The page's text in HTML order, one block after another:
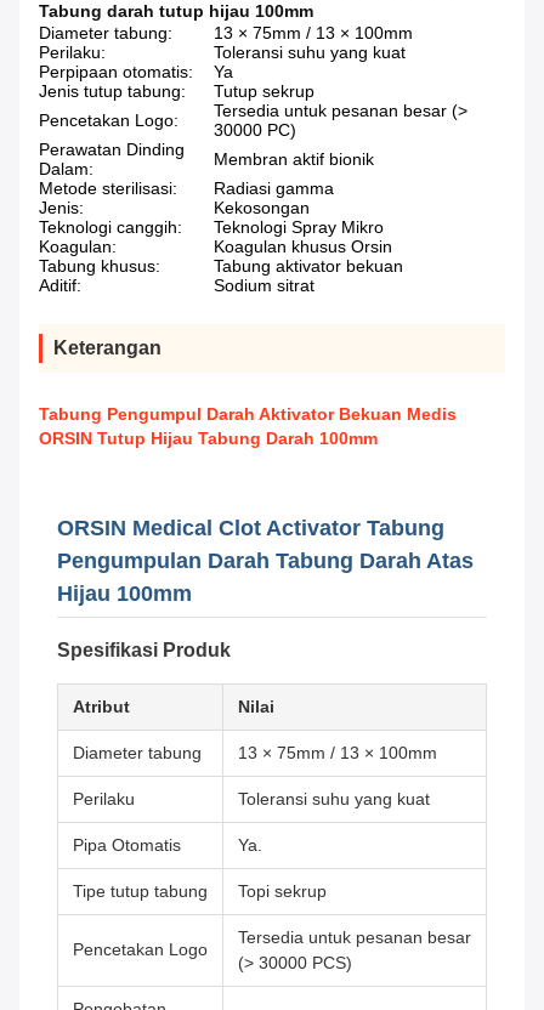
Tabung darah tutup hijau 100mm
Diameter tabung:
13 × 75mm / 13 × 100mm
Perilaku:
Toleransi suhu yang kuat
Perpipaan otomatis:
Ya
Jenis tutup tabung:
Tutup sekrup
Pencetakan Logo:
Tersedia untuk pesanan besar (>
30000 PC)
Perawatan Dinding
Dalam:
Membran aktif bionik
Metode sterilisasi:
Radiasi gamma
Jenis:
Kekosongan
Teknologi canggih:
Teknologi Spray Mikro
Koagulan:
Koagulan khusus Orsin
Tabung khusus:
Tabung aktivator bekuan
Aditif:
Sodium sitrat
Keterangan
Tabung Pengumpul Darah Aktivator Bekuan Medis
ORSIN Tutup Hijau Tabung Darah 100mm
ORSIN Medical Clot Activator Tabung
Pengumpulan Darah Tabung Darah Atas
Hijau 100mm
Spesifikasi Produk
Atribut Nilai
Diameter tabung 13 × 75mm / 13 × 100mm
Perilaku Toleransi suhu yang kuat
Pipa Otomatis Ya.
Tipe tutup tabung Topi sekrup
Pencetakan Logo
Tersedia untuk pesanan besar
(> 30000 PCS)